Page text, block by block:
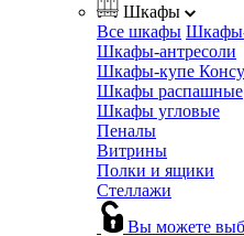
Шкафы
Все шкафы
Шкафы-антресоли
Шкафы-купе
Шкафы распашные
Шкафы угловые
Пеналы
Витрины
Полки и ящики
Стеллажи
Вы можете